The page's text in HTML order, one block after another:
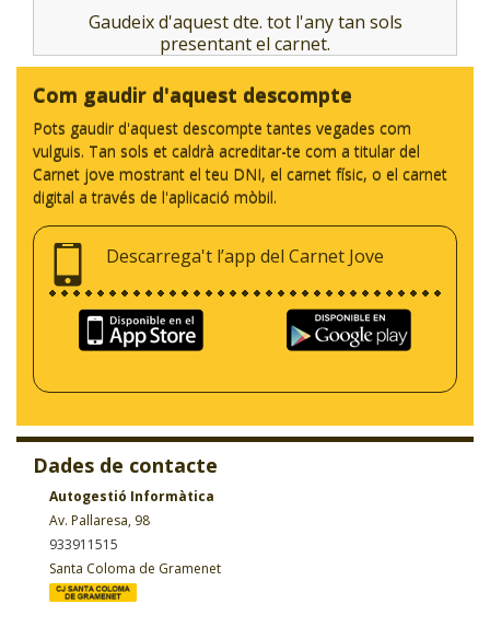
Gaudeix d'aquest dte. tot l'any tan sols
presentant el carnet.
Com gaudir d'aquest descompte
Pots gaudir d'aquest descompte tantes vegades com
vulguis. Tan sols et caldrà acreditar-te com a titular del
Carnet jove mostrant el teu DNI, el carnet físic, o el carnet
digital a través de l'aplicació mòbil.
Descarrega't l’app del Carnet Jove
Dades de contacte
Autogestió Informàtica
Av. Pallaresa, 98
933911515
Santa Coloma de Gramenet